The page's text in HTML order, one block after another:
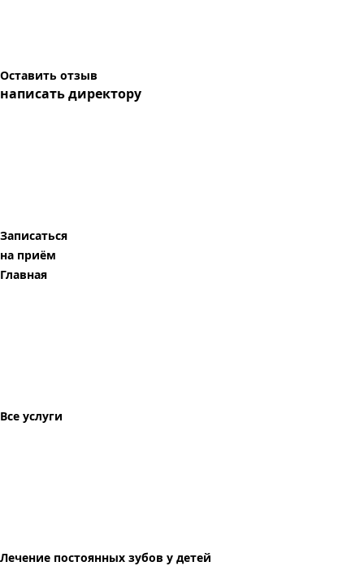
Оставить отзыв
написать директору
Записаться
на приём
Главная
Все услуги
Лечение постоянных зубов у детей